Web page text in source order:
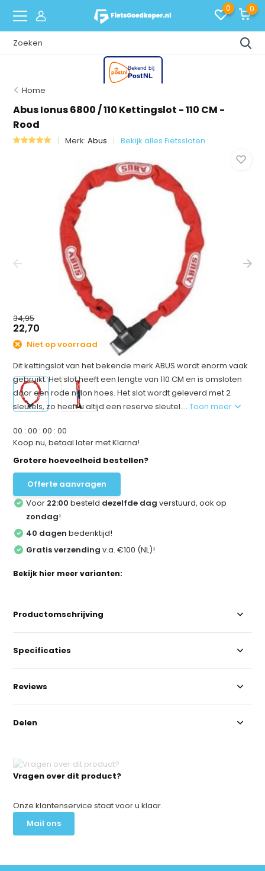
0 0
Home
Abus Ionus 6800 / 110 Kettingslot - 110 CM -
Rood
Merk:Abus Bekijk alles Fietssloten
34,95
22,70
Niet op voorraad
Dit kettingslot van het bekende merk ABUS wordt enorm vaak
gebruikt. Het slot heeft een lengte van 110 CM en is omsloten
door een rode nylon hoes. Het slot wordt geleverd met 2
sleutels, zo heeft u altijd een reserve sleutel....Toon meer
00 :00 :00 :00
Koop nu, betaal later met Klarna!
Grotere hoeveelheid bestellen?
Offerte aanvragen
Voor 22:00 besteld dezelfde dag verstuurd, ook op
zondag!
40 dagen bedenktijd!
Gratis verzending v.a. €100 (NL)!
Bekijk hier meer varianten:
Vragen over dit product?
Onze klantenservice staat voor u klaar.
Mail ons
Productomschrijving
Specificaties
Reviews
Delen